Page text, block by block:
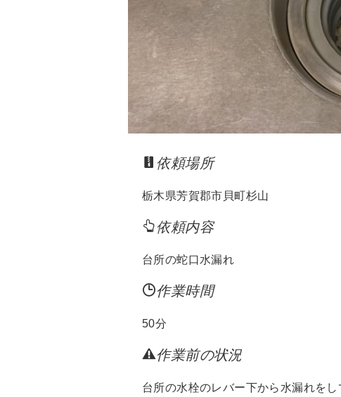
依頼場所
栃木県芳賀郡市貝町杉山
依頼内容
台所の蛇口水漏れ
作業時間
50分
作業前の状況
台所の水栓のレバー下から水漏れを